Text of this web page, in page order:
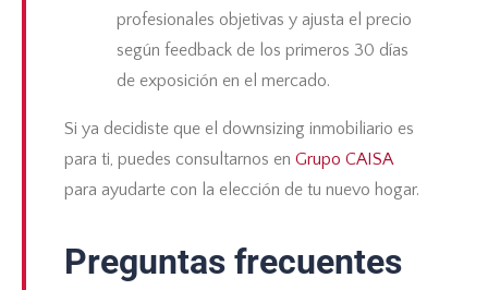
profesionales objetivas y ajusta el precio
según feedback de los primeros 30 días
de exposición en el mercado.
Si ya decidiste que el downsizing inmobiliario es
para ti, puedes consultarnos en Grupo CAISA
para ayudarte con la elección de tu nuevo hogar.
Preguntas frecuentes